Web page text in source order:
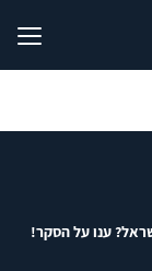
ענו על הסקר!